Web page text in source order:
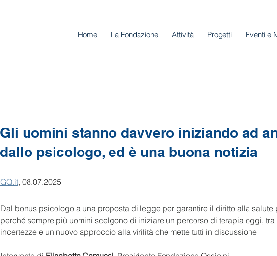
Home La Fondazione Attività Progetti Eventi e
Gli uomini stanno davvero iniziando ad
dallo psicologo, ed è una buona notizia
GQ.it, 08.07.2025
Dal bonus psicologo a una proposta di legge per garantire il diritto alla salute
perché sempre più uomini scelgono di iniziare un percorso di terapia oggi, tra
incertezze e un nuovo approccio alla virilità che mette tutti in discussione